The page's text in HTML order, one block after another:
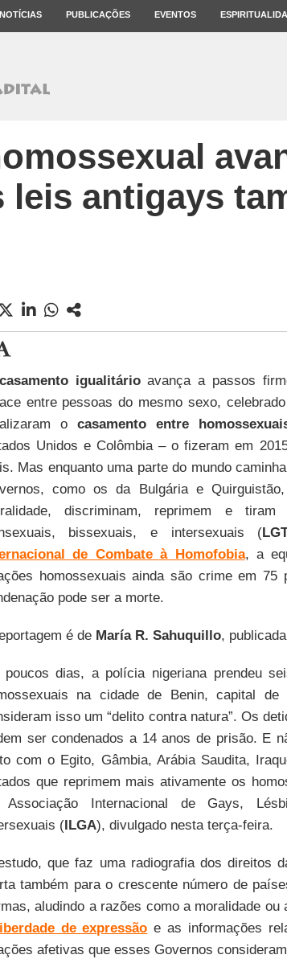
NOTÍCIAS PUBLICAÇÕES EVENTOS
leis antigays
casamento igualitárioavança a passos
entre pessoas do mesmo sexo,
o casamento entre
Unidos e Colômbia – o fizeram em
Mas enquanto uma parte do mundo
como os da Bulgária e
discriminam, reprimem e
bissexuais, e intersexuais (
de Combate à Homofobia, a
homossexuais ainda são crime em
pode ser a morte.
é de María R. Sahuquillo,
poucos dias, a polícia nigeriana prendeu
na cidade de Benin, capital
isso um “delito contra natura”. Os
ser condenados a 14 anos de prisão. E
com o Egito, Gâmbia, Arábia Saudita,
que reprimem mais ativamente os
Associação Internacional de Gays,
(ILGA), divulgado nesta terça-feira.
que faz uma radiografia dos direitos
também para o crescente número de
aludindo a razões como a moralidade
de expressão e as informações
afetivas que esses Governos